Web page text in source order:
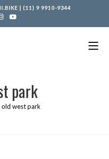
| (11) 9 9910-9344
park
old west park